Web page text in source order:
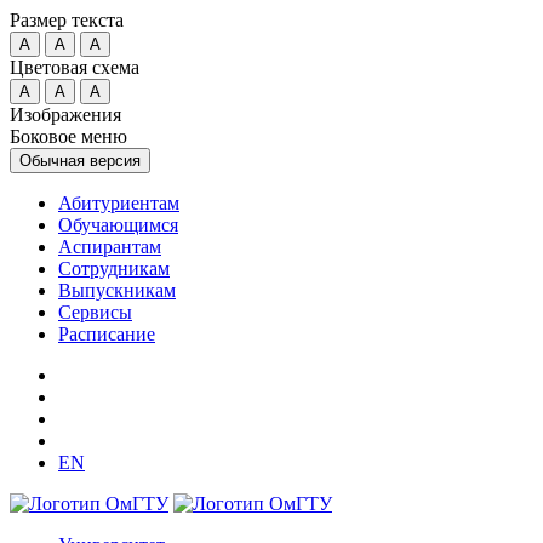
Размер текста
A A A
Цветовая схема
A A A
Изображения
Боковое меню
Обычная версия
Абитуриентам
Обучающимся
Аспирантам
Сотрудникам
Выпускникам
Сервисы
Расписание
EN